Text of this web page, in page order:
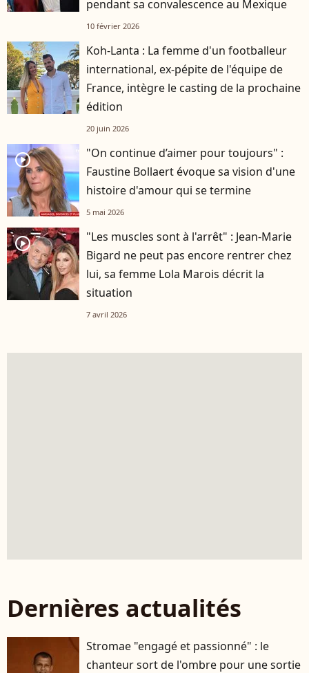
pendant sa convalescence au Mexique
10 février 2026
Koh-Lanta : La femme d'un footballeur
international, ex-pépite de l'équipe de
France, intègre le casting de la prochaine
édition
20 juin 2026
player2
"On continue d’aimer pour toujours" :
Faustine Bollaert évoque sa vision d'une
histoire d'amour qui se termine
5 mai 2026
player2
"Les muscles sont à l'arrêt" : Jean-Marie
Bigard ne peut pas encore rentrer chez
lui, sa femme Lola Marois décrit la
situation
7 avril 2026
Dernières actualités
Stromae "engagé et passionné" : le
chanteur sort de l'ombre pour une sortie